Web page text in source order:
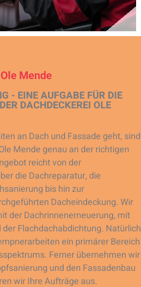
Mende
- EINE AUFGABE FÜR DIE
DACHDECKEREI OLE
an Dach und Fassade geht, sind
Mende genau an der richtigen
reicht von der
die Dachreparatur, die
bis hin zur
Dacheindeckung. Wir
der Dachrinnenerneuerung, mit
Flachdachabdichtung. Natürlich
ein primärer Bereich
Ferner übernehmen wir
und den Fassadenbau
wir Ihre Aufträge aus.